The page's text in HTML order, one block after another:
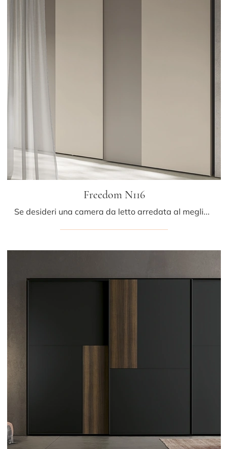
Freedom N116
Se desideri una camera da letto arredata al meglio, scegli l'armadio Freedom N116 con ante scorrevoli di Colombini Casa!